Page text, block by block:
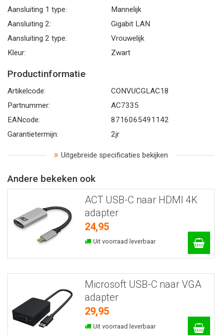
Aansluiting 1 type:
Mannelijk
Aansluiting 2:
Gigabit LAN
Aansluiting 2 type:
Vrouwelijk
Kleur:
Zwart
Productinformatie
Artikelcode:
CONVUCGLAC18
Partnummer:
AC7335
EANcode:
8716065491142
Garantietermijn:
2jr
Uitgebreide specificaties bekijken
Andere bekeken ook
ACT USB-C naar HDMI 4K
adapter
24,95
Uit voorraad leverbaar
Microsoft USB-C naar VGA
adapter
29,95
Uit voorraad leverbaar